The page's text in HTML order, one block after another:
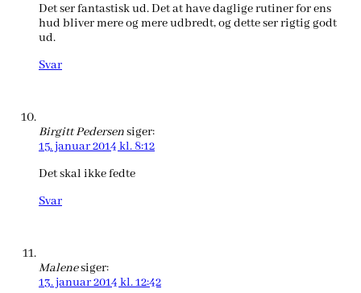
Det ser fantastisk ud. Det at have daglige rutiner for ens
hud bliver mere og mere udbredt, og dette ser rigtig godt
ud.
Svar
Birgitt Pedersensiger:
15. januar 2014 kl. 8:12
Det skal ikke fedte
Svar
Malenesiger:
13. januar 2014 kl. 12:42